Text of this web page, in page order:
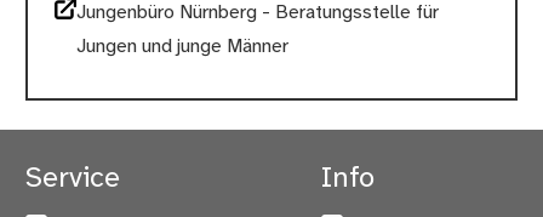
Jungenbüro Nürnberg - Beratungsstelle für
Jungen und junge Männer
Service Info